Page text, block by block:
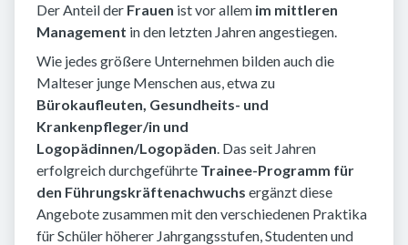
Der Anteil der Frauen ist vor allem im mittleren
Management in den letzten Jahren angestiegen.
Wie jedes größere Unternehmen bilden auch die
Malteser junge Menschen aus, etwa zu
Bürokaufleuten, Gesundheits- und
Krankenpfleger/in und
Logopädinnen/Logopäden. Das seit Jahren
erfolgreich durchgeführte Trainee-Programm für
den Führungskräftenachwuchs ergänzt diese
Angebote zusammen mit den verschiedenen Praktika
für Schüler höherer Jahrgangsstufen, Studenten und